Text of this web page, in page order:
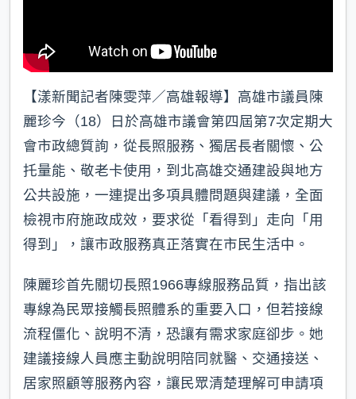
【漾新聞記者陳雯萍／高雄報導】高雄市議員陳
麗珍今（18）日於高雄市議會第四屆第7次定期大
會市政總質詢，從長照服務、獨居長者關懷、公
托量能、敬老卡使用，到北高雄交通建設與地方
公共設施，一連提出多項具體問題與建議，全面
檢視市府施政成效，要求從「看得到」走向「用
得到」，讓市政服務真正落實在市民生活中。
陳麗珍首先關切長照1966專線服務品質，指出該
專線為民眾接觸長照體系的重要入口，但若接線
流程僵化、說明不清，恐讓有需求家庭卻步。她
建議接線人員應主動說明陪同就醫、交通接送、
居家照顧等服務內容，讓民眾清楚理解可申請項